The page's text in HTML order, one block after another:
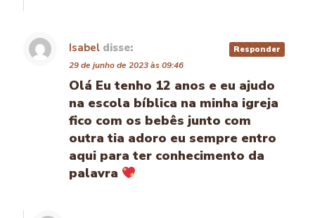
Isabel disse:
29 de junho de 2023 às 09:46
Olá Eu tenho 12 anos e eu ajudo
na escola bíblica na minha igreja
fico com os bebês junto com
outra tia adoro eu sempre entro
aqui para ter conhecimento da
palavra
Responder